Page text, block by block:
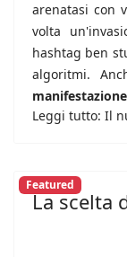
arenatasi con
volta
hashtag ben
algoritmi.
Leggi tutto: Il
Featured
La scelta